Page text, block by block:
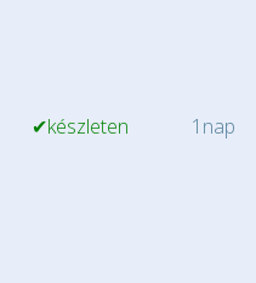
✔készleten
1nap